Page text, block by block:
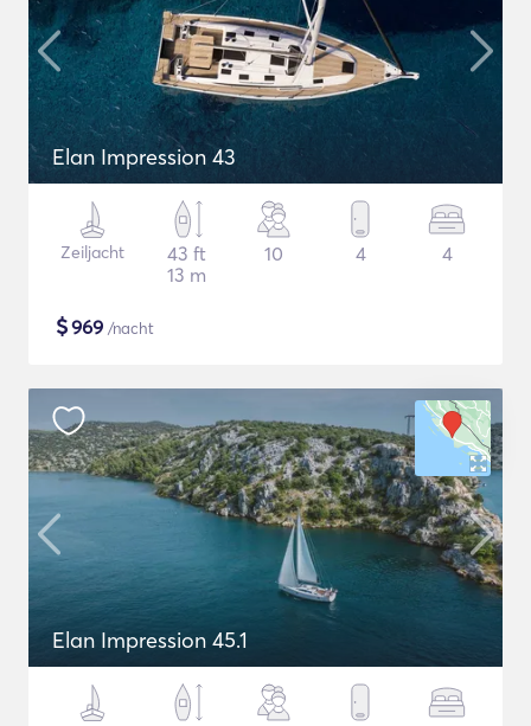
Elan Impression 43
Zeiljacht
43 ft
13 m
10 4 4
$969 /nacht
Elan Impression 45.1